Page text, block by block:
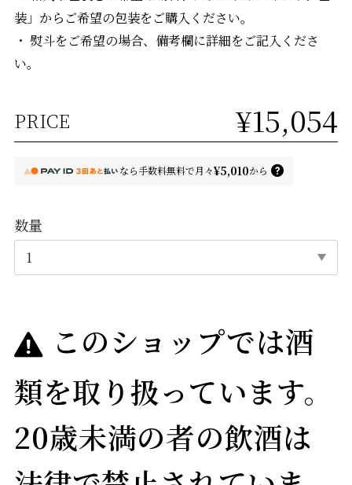
装」からご希望の包装をご購入ください。
・ 熨斗をご希望の場合、備考欄に詳細をご記入くださ
い。
PRICE ¥15,054
なら手数料無料で月々¥5,010から
数量
このショップでは酒
類を取り扱っています。
20歳未満の者の飲酒は